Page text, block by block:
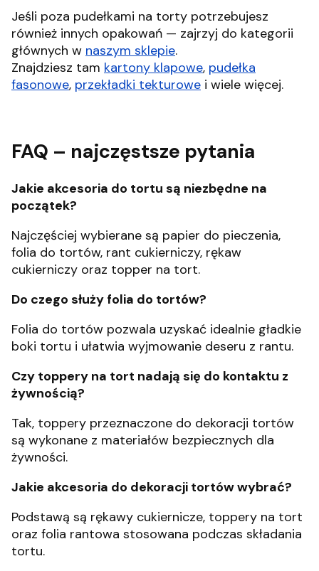
Jeśli poza pudełkami na torty potrzebujesz
również innych opakowań — zajrzyj do kategorii
głównych w naszym sklepie.
Znajdziesz tam kartony klapowe, pudełka
fasonowe, przekładki tekturowe i wiele więcej.
FAQ – najczęstsze pytania
Jakie akcesoria do tortu są niezbędne na
początek?
Najczęściej wybierane są papier do pieczenia,
folia do tortów, rant cukierniczy, rękaw
cukierniczy oraz topper na tort.
Do czego służy folia do tortów?
Folia do tortów pozwala uzyskać idealnie gładkie
boki tortu i ułatwia wyjmowanie deseru z rantu.
Czy toppery na tort nadają się do kontaktu z
żywnością?
Tak, toppery przeznaczone do dekoracji tortów
są wykonane z materiałów bezpiecznych dla
żywności.
Jakie akcesoria do dekoracji tortów wybrać?
Podstawą są rękawy cukiernicze, toppery na tort
oraz folia rantowa stosowana podczas składania
tortu.